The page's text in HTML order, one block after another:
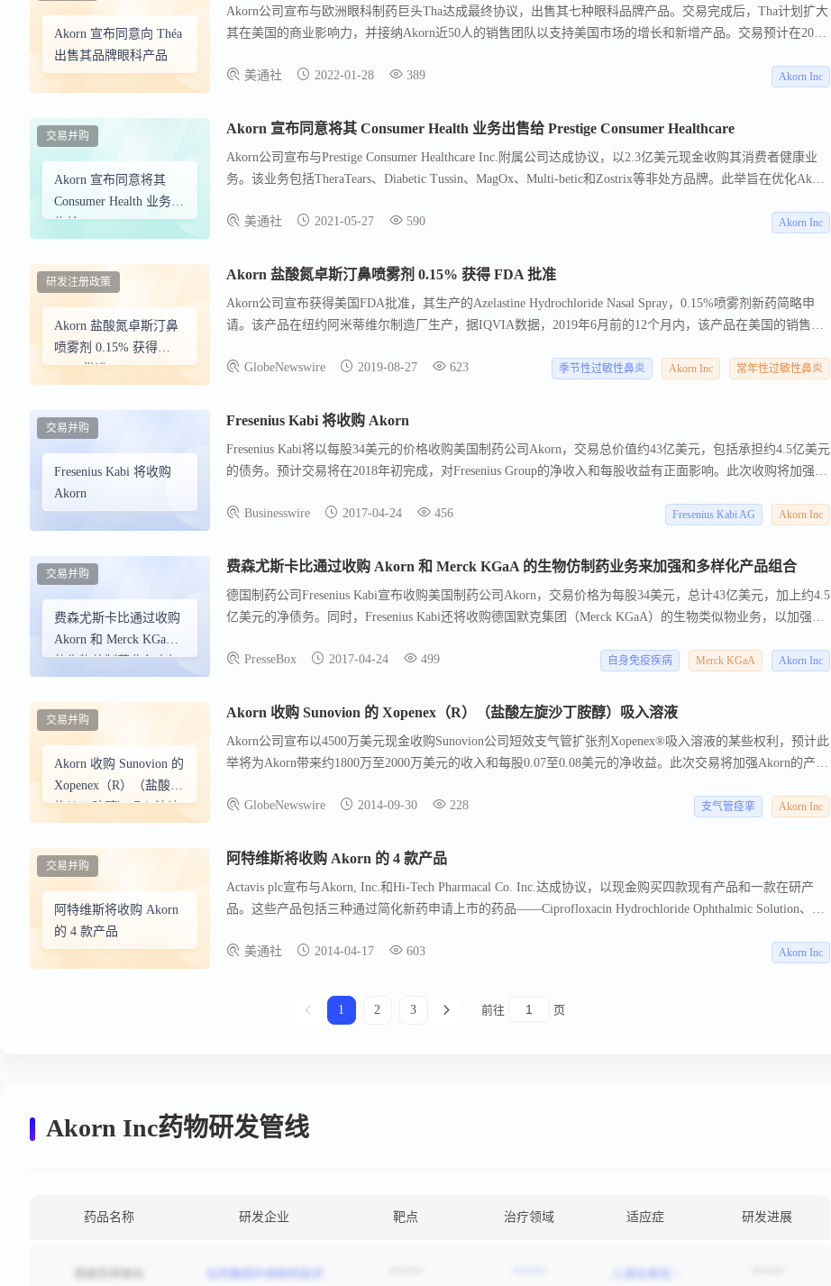
在2022年第一季度完成。
Akorn 宣布同意向 Théa
出售其品牌眼科产品
Akorn公司宣布与欧洲眼科制药巨头Tha达成最终协议，出售其七种眼科品牌产品。交易完成后，Tha计划扩大
其在美国的商业影响力，并接纳Akorn近50人的销售团队以支持美国市场的增长和新增产品。交易预计在2022
Zioptan、AcellFX、Betimol、Cosopt、Cosopt PF、AzaSite和Akten等七种成熟品牌。Akorn表示，此举将使其
美通社 2022-01-28 389 Akorn Inc
Akorn 宣布同意将其
Consumer Health 业务出
售给 Prestige Consumer
交易并购 Akorn 宣布同意将其 Consumer Health 业务出售给 Prestige Consumer Healthcare
Akorn公司宣布与Prestige Consumer Healthcare Inc.附属公司达成协议，以2.3亿美元现金收购其消费者健康业
务。该业务包括TheraTears、Diabetic Tussin、MagOx、Multi-betic和Zostrix等非处方品牌。此举旨在优化Akorn
罗迪诺反垄断改进法案下的等待期等常规条件。Akorn将继续投资于其核心业务，加强处方药组合，致力于为
美通社 2021-05-27 590 Akorn Inc
Akorn 盐酸氮卓斯汀鼻
喷雾剂 0.15% 获得
FDA 批准
研发注册政策 Akorn 盐酸氮卓斯汀鼻喷雾剂 0.15% 获得 FDA 批准
Akorn公司宣布获得美国FDA批准，其生产的Azelastine Hydrochloride Nasal Spray，0.15%喷雾剂新药简略申
请。该产品在纽约阿米蒂维尔制造厂生产，据IQVIA数据，2019年6月前的12个月内，该产品在美国的销售额
家专注于仿制药的公司，致力于多源和品牌药品的研发、生产和营销，拥有多个制造设施，包括位于伊利诺
Akorn的信息可在其官网www.akorn.com找到。
GlobeNewswire 2019-08-27 623 季节性过敏性鼻炎 Akorn Inc 常年性过敏性鼻炎
Fresenius Kabi 将收购
Akorn
交易并购 Fresenius Kabi 将收购 Akorn
Fresenius Kabi将以每股34美元的价格收购美国制药公司Akorn，交易总价值约43亿美元，包括承担约4.5亿美元
的债务。预计交易将在2018年初完成，对Fresenius Group的净收入和每股收益有正面影响。此次收购将加强和
兽医等新客户领域的机会。Fresenius Kabi将利用其全球资源和经验丰富的美国团队支持Akorn的成长。
Businesswire 2017-04-24 456 Fresenius Kabi AG Akorn Inc
费森尤斯卡比通过收购
Akorn 和 Merck KGaA
的生物仿制药业务来加
交易并购 费森尤斯卡比通过收购 Akorn 和 Merck KGaA 的生物仿制药业务来加强和多样化产品组合
德国制药公司Fresenius Kabi宣布收购美国制药公司Akorn，交易价格为每股34美元，总计43亿美元，加上约4.5
亿美元的净债务。同时，Fresenius Kabi还将收购德国默克集团（Merck KGaA）的生物类似物业务，以加强其
Stephan Sturm表示，这两项收购是公司增长道路上的重要里程碑，预计将为公司带来成本和增长协同效应。
Kabi还计划收购默克集团生物类似物业务，该业务专注于肿瘤学和自身免疫疾病领域，预计到2023年业务销
极影响。
PresseBox 2017-04-24 499 自身免疫疾病 Merck KGaA Akorn Inc
Akorn 收购 Sunovion 的
Xopenex（R）（盐酸左
旋沙丁胺醇）吸入溶液
交易并购 Akorn 收购 Sunovion 的 Xopenex（R）（盐酸左旋沙丁胺醇）吸入溶液
Akorn公司宣布以4500万美元现金收购Sunovion公司短效支气管扩张剂Xopenex®吸入溶液的某些权利，预计此
举将为Akorn带来约1800万至2000万美元的收入和每股0.07至0.08美元的净收益。此次交易将加强Akorn的产品
割条件。Xopenex®吸入溶液用于治疗或预防支气管痉挛，适用于6岁及以上的儿童、青少年和成人。
GlobeNewswire 2014-09-30 228 支气管痉挛 Akorn Inc
阿特维斯将收购 Akorn
的 4 款产品
交易并购 阿特维斯将收购 Akorn 的 4 款产品
Actavis plc宣布与Akorn, Inc.和Hi-Tech Pharmacal Co. Inc.达成协议，以现金购买四款现有产品和一款在研产
品。这些产品包括三种通过简化新药申请上市的药品——Ciprofloxacin Hydrochloride Ophthalmic Solution、
Lidocaine/Prilocaine Topical Cream。此外，还包括一款在研产品。此次收购旨在补充Actavis在局部和眼科仿制
业制药公司，专注于开发、制造和分销仿制药、品牌和生物类似药产品。
美通社 2014-04-17 603 Akorn Inc
1 2 3 前往 页
Akorn Inc药物研发管线
药品名称 研发企业 靶点 治疗领域 适应症 研发进展